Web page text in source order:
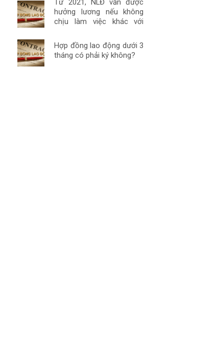
Từ 2021, NLĐ vẫn được
hưởng lương nếu không
chịu làm việc khác với
Hợp đồng lao động dưới 3
tháng có phải ký không?